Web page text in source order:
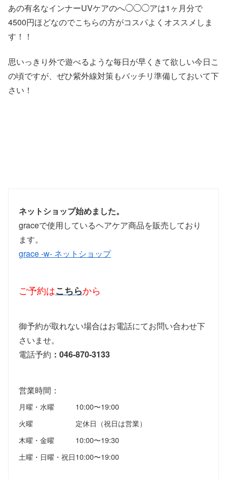
あの有名なインナーUVケアのへ◯◯◯アは1ヶ月分で
4500円ほどなのでこちらの方がコスパよくオススメしま
す！！
思いっきり外で遊べるような毎日が早くきて欲しい今日こ
の頃ですが、ぜひ紫外線対策もバッチリ準備しておいて下
さい！
ネットショップ始めました。
graceで使用しているヘアケア商品を販売しており
ます。
grace -w- ネットショップ
ご予約はこちらから
御予約が取れない場合はお電話にてお問い合わせ下
さいませ。
電話予約 ：046-870-3133
営業時間：
月曜・水曜
10:00〜19:00
火曜
定休日（祝日は営業）
木曜・金曜
10:00〜19:30
土曜・日曜・祝日10:00〜19:00